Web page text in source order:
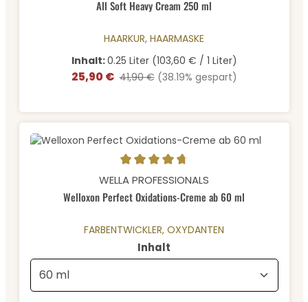
All Soft Heavy Cream 250 ml
HAARKUR, HAARMASKE
Inhalt:0.25 Liter (103,60 € / 1 Liter)
Verkaufspreis:
25,90 € Regulärer Preis:
41,90 € (38.19% gespart)
Durchschnittliche Bewertung von 4.84 von 5 Sternen
WELLA PROFESSIONALS
Welloxon Perfect Oxidations-Creme ab 60 ml
FARBENTWICKLER, OXYDANTEN
Inhalt